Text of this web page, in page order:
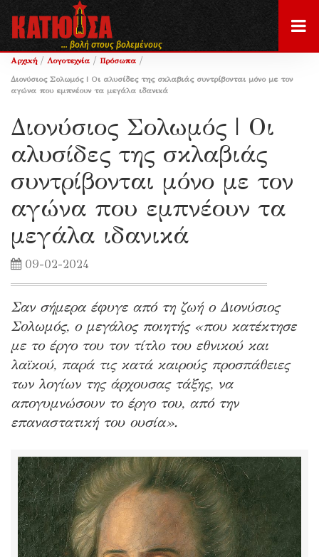
... βολή στους βολεμένους
Αρχική / Λογοτεχνία / Πρόσωπα /
Διονύσιος Σολωμός | Οι αλυσίδες της σκλαβιάς συντρίβονται μόνο με τον
αγώνα που εμπνέουν τα μεγάλα ιδανικά
Διονύσιος Σολωμός | Οι
αλυσίδες της σκλαβιάς
συντρίβονται μόνο με τον
αγώνα που εμπνέουν τα
μεγάλα ιδανικά
09-02-2024
Σαν σήμερα έφυγε από τη ζωή ο Διονύσιος
Σολωμός, ο μεγάλος ποιητής «που κατέκτησε
με το έργο του τον τίτλο του εθνικού και
λαϊκού, παρά τις κατά καιρούς προσπάθειες
των λογίων της άρχουσας τάξης, να
απογυμνώσουν το έργο του, από την
επαναστατική του ουσία».